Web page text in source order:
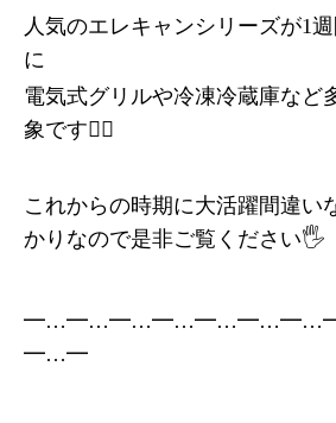
人気のエレキャンシリーズが1
に
電気式グリルや冷凍冷蔵庫など
象です👍🏻
これからの時期に大活躍間違い
かりなので是非ご覧ください🖐️
━…━